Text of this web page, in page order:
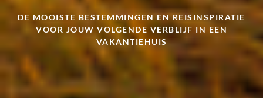
DE MOOISTE BESTEMMINGEN EN REISINSPIRATIE
VOOR JOUW VOLGENDE VERBLIJF IN EEN
VAKANTIEHUIS